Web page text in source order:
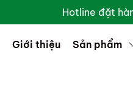
Hotline đặt
Giới thiệu Sản phẩm